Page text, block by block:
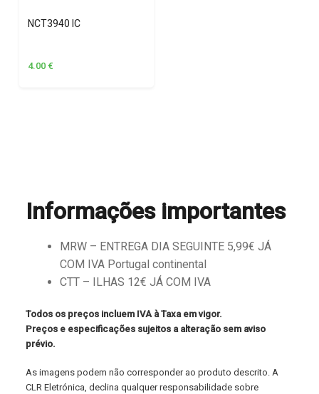
NCT3940 IC
4.00 €
Informações importantes
MRW – ENTREGA DIA SEGUINTE 5,99€ JÁ
COM IVA Portugal continental
CTT – ILHAS 12€ JÁ COM IVA
Todos os preços incluem IVA à Taxa em vigor.
Preços e especificações sujeitos a alteração sem aviso
prévio.
As imagens podem não corresponder ao produto descrito. A
CLR Eletrónica, declina qualquer responsabilidade sobre